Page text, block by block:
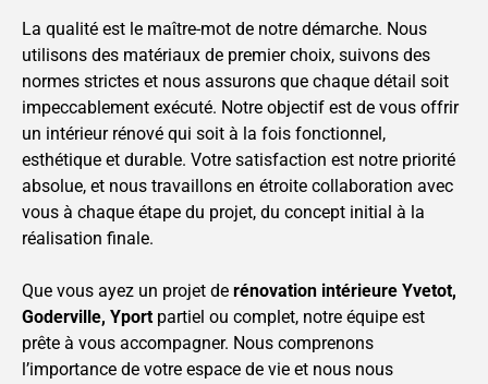
La qualité est le maître-mot de notre démarche. Nous
utilisons des matériaux de premier choix, suivons des
normes strictes et nous assurons que chaque détail soit
impeccablement exécuté. Notre objectif est de vous offrir
un intérieur rénové qui soit à la fois fonctionnel,
esthétique et durable. Votre satisfaction est notre priorité
absolue, et nous travaillons en étroite collaboration avec
vous à chaque étape du projet, du concept initial à la
réalisation finale.
Que vous ayez un projet de rénovation intérieure Yvetot,
Goderville, Yport partiel ou complet, notre équipe est
prête à vous accompagner. Nous comprenons
l’importance de votre espace de vie et nous nous